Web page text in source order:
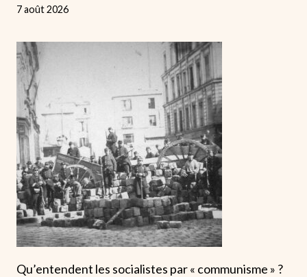
7 août 2026
Qu’entendent les socialistes par « communisme » ?